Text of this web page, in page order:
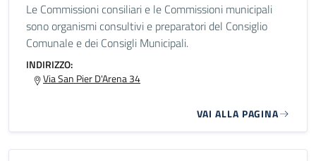
Le Commissioni consiliari e le Commissioni municipali
sono organismi consultivi e preparatori del Consiglio
Comunale e dei Consigli Municipali.
INDIRIZZO:
Via San Pier D'Arena 34
VAI ALLA PAGINA